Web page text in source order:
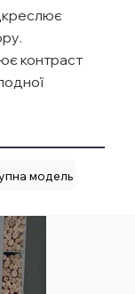
контраст
модель